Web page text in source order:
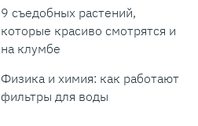
9 съедобных растений,
которые красиво смотрятся и
на клумбе
Физика и химия: как работают
фильтры для воды